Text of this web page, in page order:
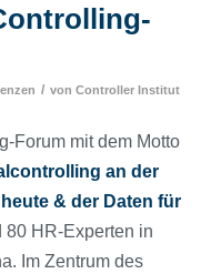
/ von Controller Institut
Forum mit dem Motto
an der
& der Daten für
80 HR-Experten in
Im Zentrum des